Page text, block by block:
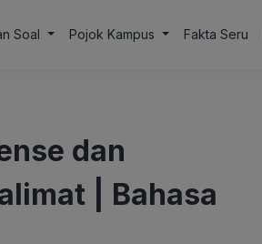
Soal Pojok Kampus Fakta Seru
dan
| Bahasa